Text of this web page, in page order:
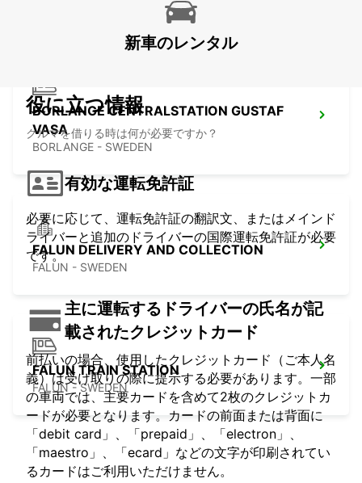
BORLANGE CENTRALSTATION GUSTAF
VASA
BORLANGE - SWEDEN
FALUN DELIVERY AND COLLECTION
FALUN - SWEDEN
FALUN TRAIN STATION
FALUN - SWEDEN
新車のレンタル
役に立つ情報
クルマを借りる時は何が必要ですか？
有効な運転免許証
必要に応じて、運転免許証の翻訳文、またはメインド
ライバーと追加のドライバーの国際運転免許証が必要
です。
主に運転するドライバーの氏名が記
載されたクレジットカード
前払いの場合、使用したクレジットカード（ご本人名
義）は受け取りの際に提示する必要があります。一部
の車両では、主要カードを含めて2枚のクレジットカ
ードが必要となります。カードの前面または背面に
「debit card」、「prepaid」、「electron」、
「maestro」、「ecard」などの文字が印刷されてい
るカードはご利用いただけません。